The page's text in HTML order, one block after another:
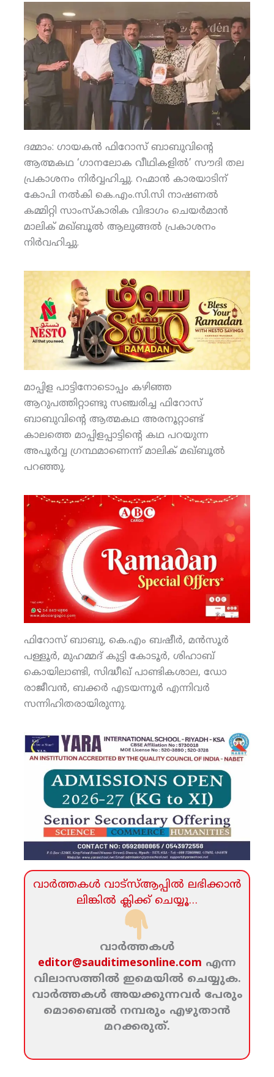
ദമ്മാം: ഗായകന്‍ ഫിറോസ് ബാബുവിന്റെ
ആത്മകഥ ‘ഗാനലോക വീഥികളില്‍’ സൗദി തല
പ്രകാശനം നിര്‍വ്വഹിച്ചു. റഹ്മാന്‍ കാരയാടിന്
കോപി നല്‍കി കെ.എം.സി.സി നാഷണല്‍
കമ്മിറ്റി സാംസ്‌കാരിക വിഭാഗം ചെയര്‍മാന്‍
മാലിക് മഖ്ബൂല്‍ ആലുങ്ങല്‍ പ്രകാശനം
നിര്‍വഹിച്ചു.
മാപ്പിള പാട്ടിനോടൊപ്പം കഴിഞ്ഞ
ആറുപത്തിറ്റാണ്ടു സഞ്ചരിച്ച ഫിറോസ്
ബാബുവിന്റെ ആത്മകഥ അരനൂറ്റാണ്ട്
കാലത്തെ മാപ്പിളപ്പാട്ടിന്റെ കഥ പറയുന്ന
അപൂര്‍വ്വ ഗ്രന്ഥമാണെന്ന് മാലിക് മഖ്ബൂല്‍
പറഞ്ഞു.
ഫിറോസ് ബാബു, കെ.എം ബഷീര്‍, മന്‍സൂര്‍
പള്ളൂര്‍, മുഹമ്മദ് കുട്ടി കോടൂര്‍, ശിഹാബ്
കൊയിലാണ്ടി, സിദ്ധീഖ് പാണ്ടികശാല, ഡോ
രാജീവന്‍, ബക്കര്‍ എടയന്നൂര്‍ എന്നിവര്‍
സന്നിഹിതരായിരുന്നു.
വാര്‍ത്തകള്‍ വാട്‌സ്‌ആപ്പില്‍ ലഭിക്കാന്‍
ലിങ്കില്‍ ക്ലിക്ക്‌ ചെയ്യൂ…
വാര്‍ത്തകള്‍
editor@sauditimesonline.com എന്ന
വിലാസത്തില്‍ ഇമെയില്‍ ചെയ്യുക.
വാര്‍ത്തകള്‍ അയക്കുന്നവര്‍ പേരും
മൊബൈല്‍ നമ്പരും എഴുതാന്‍
മറക്കരുത്‌.